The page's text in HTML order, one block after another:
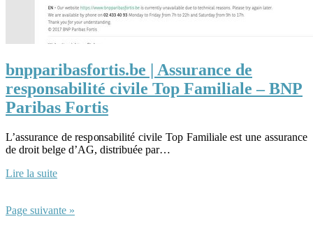
bnpparibasfortis.be | Assurance de
responsabilité civile Top Familiale – BNP
Paribas Fortis
L’assurance de responsabilité civile Top Familiale est une assurance
de droit belge d’AG, distribuée par…
Lire la suite
Page suivante »